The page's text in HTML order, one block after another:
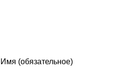
Имя (обязательное)